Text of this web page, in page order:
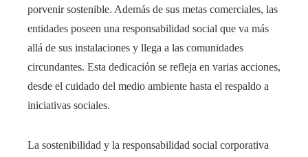
porvenir sostenible. Además de sus metas comerciales, las
entidades poseen una responsabilidad social que va más
allá de sus instalaciones y llega a las comunidades
circundantes. Esta dedicación se refleja en varias acciones,
desde el cuidado del medio ambiente hasta el respaldo a
iniciativas sociales.
La sostenibilidad y la responsabilidad social corporativa